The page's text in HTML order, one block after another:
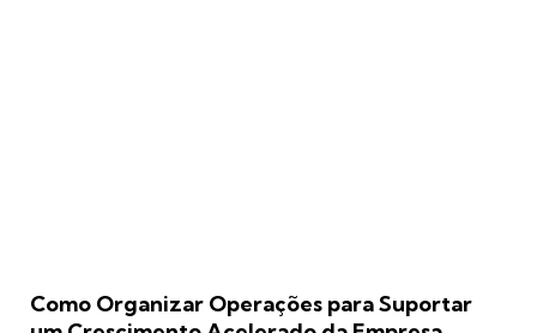
Como Organizar Operações para Suportar